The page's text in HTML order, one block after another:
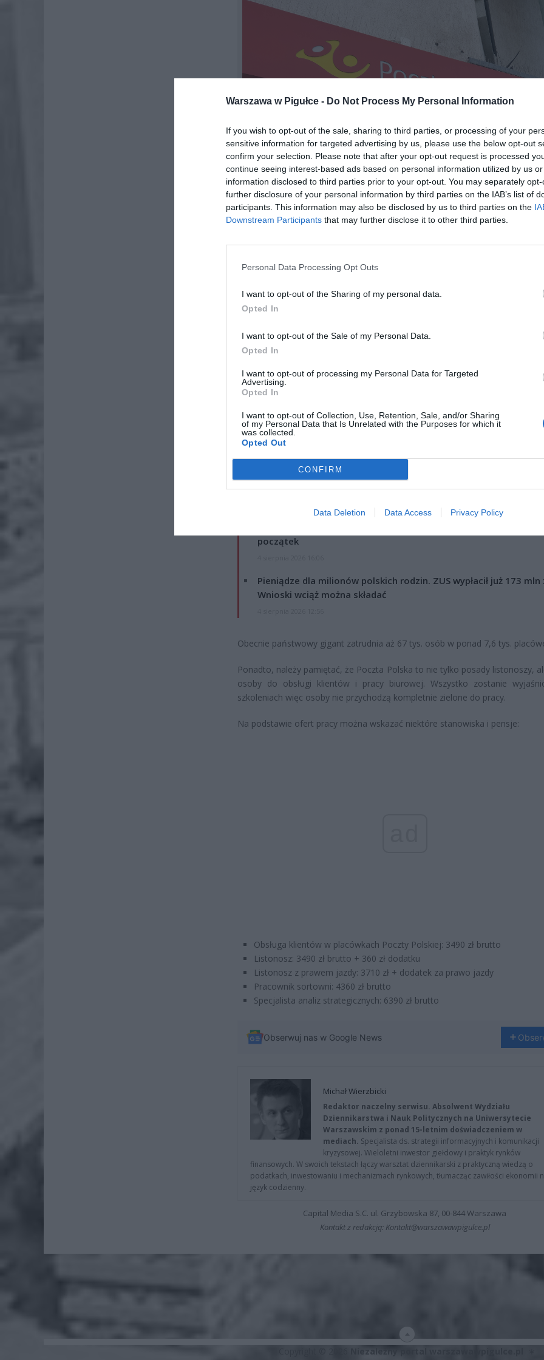
Warszawa w Pigułce - Do Not Process My Personal Information
If you wish to opt-out of the sale, sharing to third parties, or processing of your
sensitive information for targeted advertising by us, please use the below opt-out
confirm your selection. Please note that after your opt-out request is processed
continue seeing interest-based ads based on personal information utilized by us
information disclosed to third parties prior to your opt-out. You may separately
further disclosure of your personal information by third parties on the IAB’s list of
participants. This information may also be disclosed by us to third parties on the
Downstream Participants that may further disclose it to other third parties.
Personal Data Processing Opt Outs
I want to opt-out of the Sharing of my personal data.
Opted In
I want to opt-out of the Sale of my Personal Data.
Opted In
I want to opt-out of processing my Personal Data for Targeted
Advertising.
Opted In
I want to opt-out of Collection, Use, Retention, Sale, and/or Sharing
of my Personal Data that Is Unrelated with the Purposes for which it
was collected.
Opted Out
CONFIRM
Data Deletion Data Access Privacy Policy
liczby rąk do pracy. Do tego można zacząć od zaraz, a zmotoryzowani
ZOBACZ RÓWNIEŻ:
początek
Pieniądze dla milionów polskich rodzin. ZUS wypłacił już 173 mln
Wnioski wciąż można składać
Obecnie państwowy gigant zatrudnia aż 67 tys. osób w ponad 7,6 tys.
Ponadto, należy pamiętać, że Poczta Polska to nie tylko posady listonoszy,
osoby do obsługi klientów i pracy biurowej. Wszystko zostanie
szkoleniach więc osoby nie przychodzą kompletnie zielone do pracy.
Na podstawie ofert pracy można wskazać niektóre stanowiska i pensje:
Obsługa klientów w placówkach Poczty Polskiej: 3490 zł brutto
Listonosz: 3490 zł brutto + 360 zł dodatku
Listonosz z prawem jazdy: 3710 zł + dodatek za prawo jazdy
Pracownik sortowni: 4360 zł brutto
Specjalista analiz strategicznych: 6390 zł brutto
Obserwuj nas w Google News
Michał Wierzbicki
Redaktor naczelny serwisu. Absolwent Wydziału
Dziennikarstwa i Nauk Politycznych na Uniwersytecie
Warszawskim z ponad 15-letnim doświadczeniem w
mediach. Specjalista ds. strategii informacyjnych i komunikacji
kryzysowej. Wieloletni inwestor giełdowy i praktyk rynków
finansowych. W swoich tekstach łączy warsztat dziennikarski z praktyczną wiedzą o
podatkach, inwestowaniu i mechanizmach rynkowych, tłumacząc zawiłości ekonomii
język codzienny.
Capital Media S.C. ul. Grzybowska 87, 00-844 Warszawa
Kontakt z redakcją: Kontakt@warszawawpigulce.pl
Niezależny portal warszawawpigulce.pl